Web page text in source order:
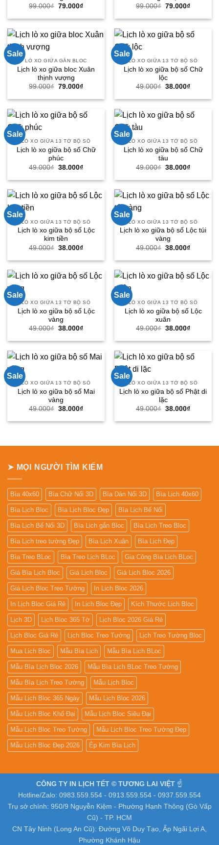
99.000₫ Giá
là:
79.000₫Giá
tại
79.000₫.
99.000₫ Giá
là:
79.000₫Giá
tại
79.000₫.
Sale
LÒ XO GIỮA GẮN BLOC
Lịch lò xo giữa bloc Xuân
thịnh vượng
99.000₫ Giá
là:
79.000₫Giá
tại
79.000₫.
Sale
LÒ XO GIỮA 13 TỜ BỘ SỐ
Lịch lò xo giữa bộ số Chữ
lộc
49.000₫ Giá
là:
38.000₫Giá
tại
38.000₫.
Sale
LÒ XO GIỮA 13 TỜ BỘ SỐ
Lịch lò xo giữa bộ số Chữ
phúc
49.000₫ Giá
là:
38.000₫Giá
tại
38.000₫.
Sale
LÒ XO GIỮA 13 TỜ BỘ SỐ
Lịch lò xo giữa bộ số Chữ
tàu
49.000₫ Giá
là:
38.000₫Giá
tại
38.000₫.
Sale
LÒ XO GIỮA 13 TỜ BỘ SỐ
Lịch lò xo giữa bộ số Lộc
kim tiền
49.000₫ Giá
là:
38.000₫Giá
tại
38.000₫.
Sale
LÒ XO GIỮA 13 TỜ BỘ SỐ
Lịch lò xo giữa bộ số Lộc túi
vàng
49.000₫ Giá
là:
38.000₫Giá
tại
38.000₫.
Sale
LÒ XO GIỮA 13 TỜ BỘ SỐ
Lịch lò xo giữa bộ số Lộc
vàng
49.000₫ Giá
là:
38.000₫Giá
tại
38.000₫.
Sale
LÒ XO GIỮA 13 TỜ BỘ SỐ
Lịch lò xo giữa bộ số Lộc
xuân
49.000₫ Giá
là:
38.000₫Giá
tại
38.000₫.
Sale
LÒ XO GIỮA 13 TỜ BỘ SỐ
Lịch lò xo giữa bộ số Mai
vàng
49.000₫ Giá
là:
38.000₫Giá
tại
Sale
LÒ XO GIỮA 13 TỜ BỘ SỐ
Lịch lò xo giữa bộ số Phật di
lặc
49.000₫ Giá
là:
38.000₫Giá
tại
➤ MỌI NGƯỜI TÌM KIẾM
Bìa 40x60 Bìa Chữ Nổi 3D Bìa Dán Nổi 3D Bìa Lịch 40x60
Bìa Lịch Bloc Bìa Lịch Bloc Đẹp Bìa Lịch Bế Nổi
Bìa Lịch Bế Nổi 3D Bìa Lịch gắn Bloc Bìa Lịch Treo Bloc
Bìa Lịch treo tường Đẹp Bìa Lịch Xuân Bìa Lịch Đẹp
Bìa Treo BLoc Bìa Treo Lịch BLoc Gia Công Bìa Lịch BLoc
Giá Bìa Lịch Bloc Giá Lịch Bloc Giá Lịch Bloc 2026
Giá Lịch Bloc Treo Tường In Lịch Bloc 2026
In Lịch Bloc Giá Rẻ In Lịch Bloc Đẹp Kích Thước Lịch Bloc
Lịch 3D Lịch Bloc 365 Tờ Lịch Bloc 2026 Giá Rẻ
Lịch Bloc Giá Rẻ Lịch Bloc Treo Tường Lịch Treo Tường Bloc
Mua Lich Bloc Mẫu Bìa Lịch Mẫu Bìa Lịch BLoc
Mẫu Bìa Lịch Bloc 2026 Mẫu Bìa Lịch BLoc Treo Tường
Mẫu Bìa Lịch Treo Tường Mẫu Lịch Bloc
Mẫu Lịch Bloc 365 Ngày Mẫu Lịch Bloc 2026
Mẫu Lịch Bloc Khổ Đại Mẫu Lịch Bloc Siêu Đại
Mẫu Lịch Bloc Treo Tường Mẫu Lịch Bloc Treo Tường Đẹp
Mẫu Lịch Bloc Đẹp 2026 Ép Kim Bìa Lịch
CÔNG TY IN LỊCH TẾT © TƯƠNG LAI VIỆT ☝️
Hotline/Zalo: 0983.559.554 - 0913.559.554 - 0937.559.554
Trụ sở chính: 950/9 Nguyễn Kiệm - Phường Hạnh Thông (Gò Vấp
Cũ) - TP. HCM
CN Tây Ninh (Long An Cũ): Đường Võ Duy Tạo, Ấp Ngãi Lợi A,
Phường Khánh Hậu